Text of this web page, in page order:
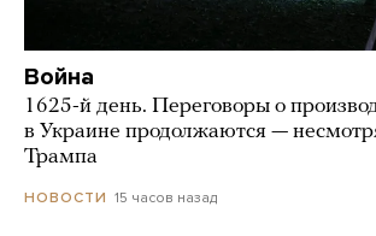
Война
1625-й день. Переговоры о
в Украине продолжаются —
Трампа
НОВОСТИ 15 часов назад